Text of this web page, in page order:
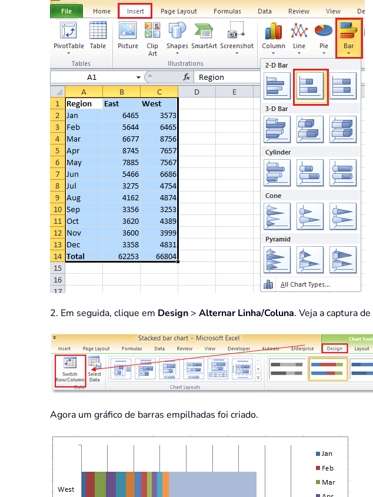
2. Em seguida, clique em Design > Alternar Linha/Coluna. Veja a captura
Agora um gráfico de barras empilhadas foi criado.